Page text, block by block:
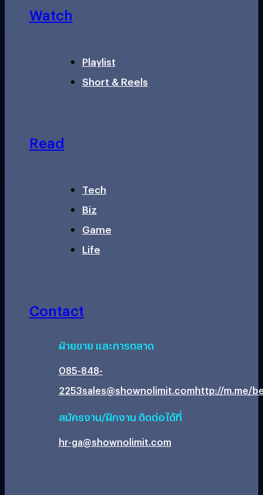
Watch
Playlist
Short & Reels
Read
Tech
Biz
Game
Life
Contact
ฝ่ายขาย และการตลาด
085-848-
2253sales@shownolimit.comhttp://m.me/
สมัครงาน/ฝึกงาน ติดต่อได้ที่
hr-ga@shownolimit.com